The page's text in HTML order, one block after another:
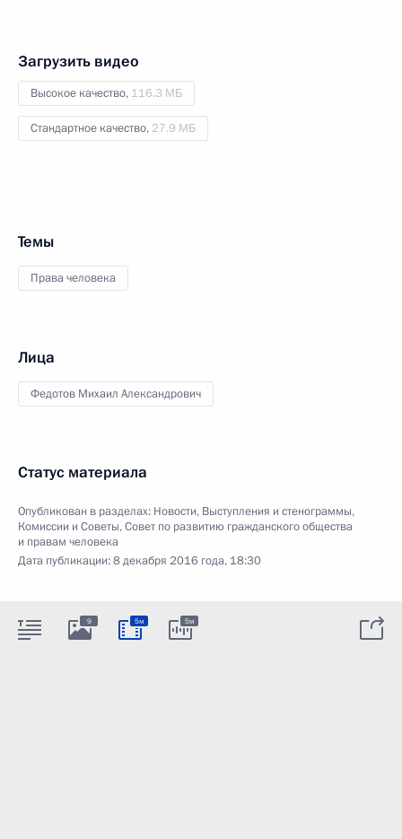
Загрузить видео
Высокое качество, 116.3 МБ
Стандартное качество, 27.9 МБ
Темы
Права человека
Лица
Федотов Михаил Александрович
Статус материала
Опубликован в разделах: Новости, Выступления и стенограммы,
Комиссии и Советы,Совет по развитию гражданского общества
и правам человека
Дата публикации:8 декабря 2016 года, 18:30
9 5м 5м